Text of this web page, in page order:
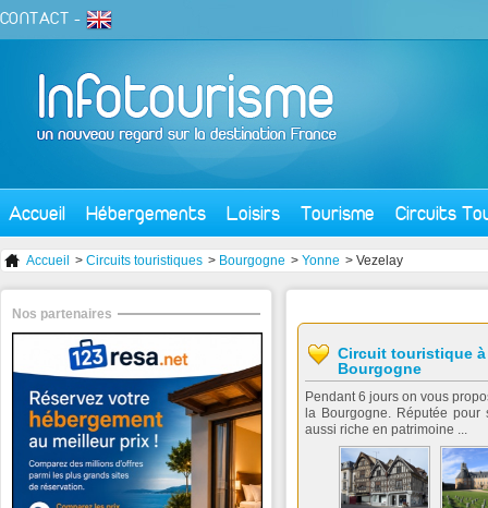
CONTACT -
Accueil Hébergements Loisirs Tourisme Circuits
Accueil > Circuits touristiques > Bourgogne > Yonne > Vezelay
Circuit touristique
Bourgogne
Pendant 6 jours on vous
la Bourgogne. Réputée
aussi riche en patrimoine ...
Nos partenaires